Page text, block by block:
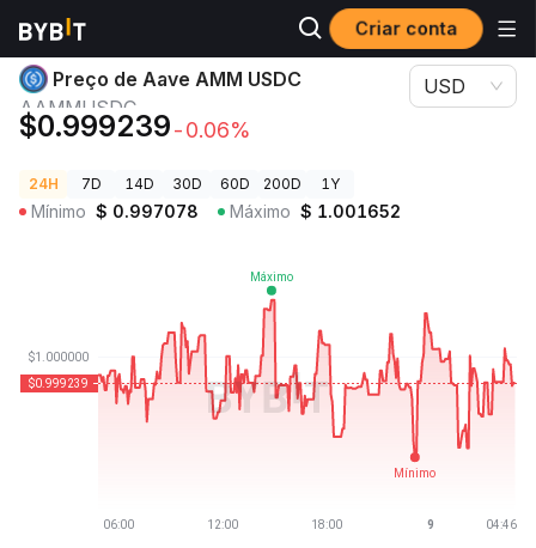
Criar conta
Preços de Criptomoedas Preço de Aave AMM USDC AAMMUSDC
Preço de Aave AMM USDC
AAMMUSDC
$0.999239-0.06%
USD
24H 7D 14D 30D 60D 200D 1Y
Mínimo $ 0.997078 Máximo $ 1.001652